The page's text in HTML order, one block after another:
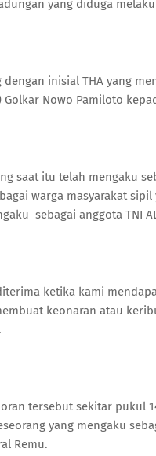
yang diduga
inisial THA yang
Golkar Nowo Pamiloto
saat itu telah mengaku
warga masyarakat
sebagai anggota TNI
ketika kami
keonaran atau
tersebut sekitar pukul
yang mengaku
Remu.